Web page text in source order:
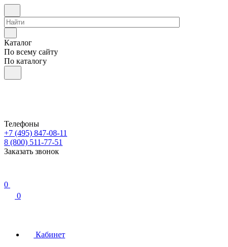
Каталог
По всему сайту
По каталогу
Телефоны
+7 (495) 847-08-11
8 (800) 511-77-51
Заказать звонок
0
0
Кабинет